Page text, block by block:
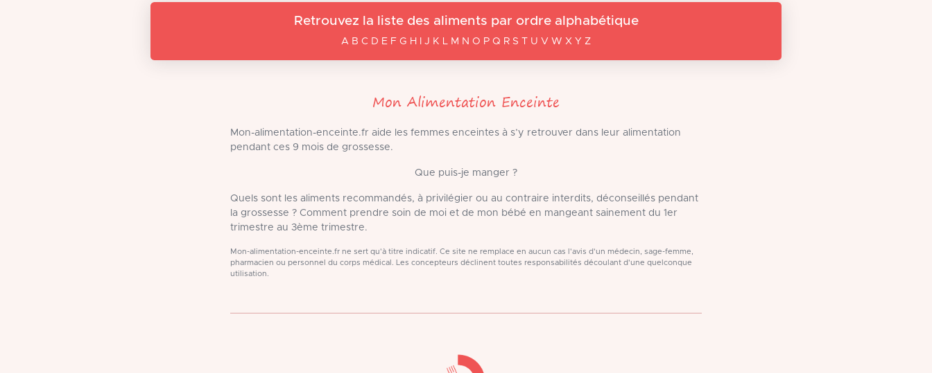
Retrouvez la liste des aliments par ordre alphabétique
A B C D E F G H I J K L M N O P Q R S T U V W X Y Z
Mon Alimentation Enceinte
Mon-alimentation-enceinte.fr aide les femmes enceintes à s’y retrouver dans leur alimentation
pendant ces 9 mois de grossesse.
Que puis-je manger ?
Quels sont les aliments recommandés, à privilégier ou au contraire interdits, déconseillés pendant
la grossesse ? Comment prendre soin de moi et de mon bébé en mangeant sainement du 1er
trimestre au 3ème trimestre.
Mon-alimentation-enceinte.fr ne sert qu'à titre indicatif. Ce site ne remplace en aucun cas l'avis d'un médecin, sage-femme,
pharmacien ou personnel du corps médical. Les concepteurs déclinent toutes responsabilités découlant d'une quelconque
utilisation.